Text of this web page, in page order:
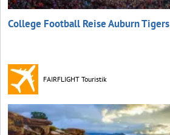
College Football Reise Auburn Tigers
FAIRFLIGHT Touristik